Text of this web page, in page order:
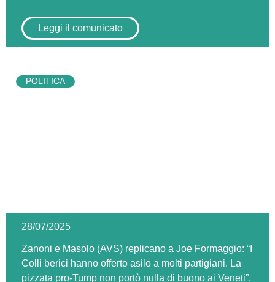
Leggi il comunicato
28/07/2025
Zanoni e Masolo (AVS) replicano a Joe Formaggio: “I
Colli berici hanno offerto asilo a molti partigiani. La
pizzata pro-Tump non portò nulla di buono ai Veneti”.
POLITICA